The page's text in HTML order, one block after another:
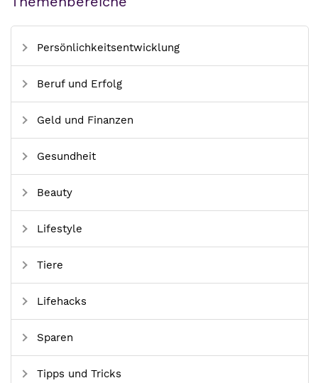
Persönlichkeitsentwicklung
Beruf und Erfolg
Geld und Finanzen
Gesundheit
Beauty
Lifestyle
Tiere
Lifehacks
Sparen
Tipps und Tricks